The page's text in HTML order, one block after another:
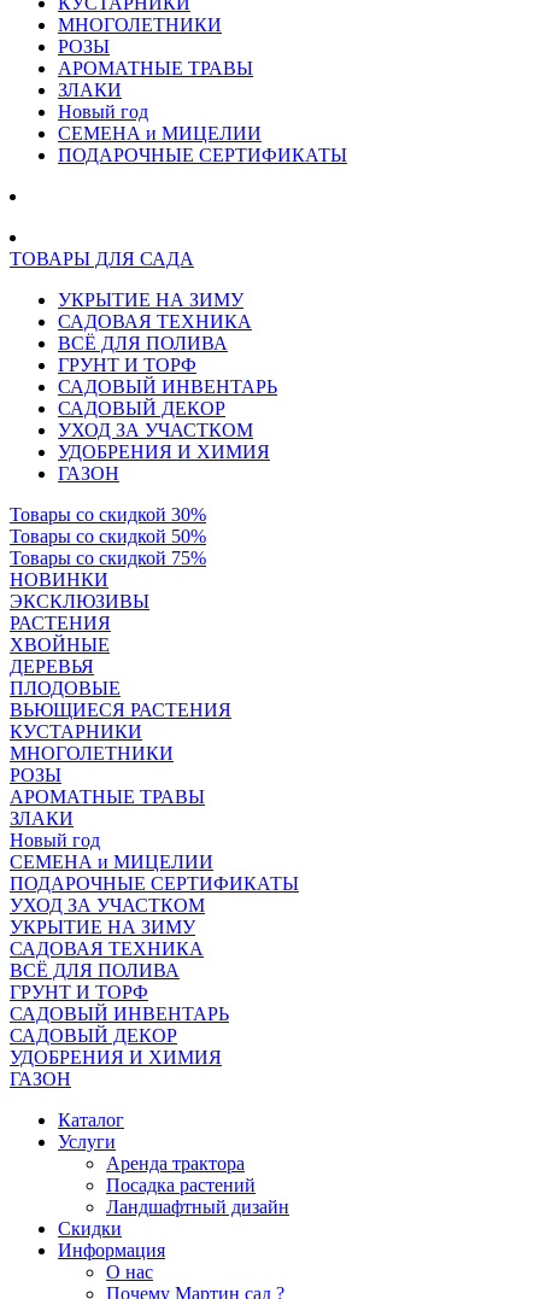
МНОГОЛЕТНИКИ
РОЗЫ
АРОМАТНЫЕ ТРАВЫ
ЗЛАКИ
Новый год
СЕМЕНА и МИЦЕЛИИ
ПОДАРОЧНЫЕ СЕРТИФИКАТЫ
ТОВАРЫ ДЛЯ САДА
УКРЫТИЕ НА ЗИМУ
САДОВАЯ ТЕХНИКА
ВСЁ ДЛЯ ПОЛИВА
ГРУНТ И ТОРФ
САДОВЫЙ ИНВЕНТАРЬ
САДОВЫЙ ДЕКОР
УХОД ЗА УЧАСТКОМ
УДОБРЕНИЯ И ХИМИЯ
ГАЗОН
Товары со скидкой 30%
Товары со скидкой 50%
Товары со скидкой 75%
НОВИНКИ
ЭКСКЛЮЗИВЫ
РАСТЕНИЯ
ХВОЙНЫЕ
ДЕРЕВЬЯ
ПЛОДОВЫЕ
ВЬЮЩИЕСЯ РАСТЕНИЯ
КУСТАРНИКИ
МНОГОЛЕТНИКИ
РОЗЫ
АРОМАТНЫЕ ТРАВЫ
ЗЛАКИ
Новый год
СЕМЕНА и МИЦЕЛИИ
ПОДАРОЧНЫЕ СЕРТИФИКАТЫ
УХОД ЗА УЧАСТКОМ
УКРЫТИЕ НА ЗИМУ
САДОВАЯ ТЕХНИКА
ВСЁ ДЛЯ ПОЛИВА
ГРУНТ И ТОРФ
САДОВЫЙ ИНВЕНТАРЬ
САДОВЫЙ ДЕКОР
УДОБРЕНИЯ И ХИМИЯ
ГАЗОН
Каталог
Услуги
Аренда трактора
Посадка растений
Ландшафтный дизайн
Скидки
Информация
О нас
Почему Мартин сад ?